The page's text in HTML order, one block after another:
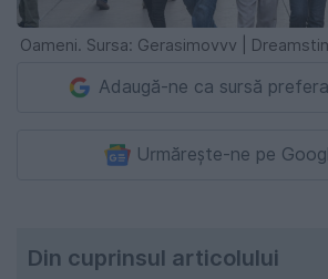
Oameni. Sursa: Gerasimovvv |
Adaugă-ne ca sursă
Urmărește-ne pe
Din cuprinsul articolului